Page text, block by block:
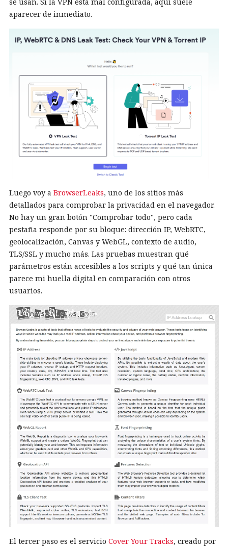
aparecer de inmediato.
Luego voy a BrowserLeaks, uno de los sitios más
detallados para comprobar la privacidad en el navegador.
No hay un gran botón "Comprobar todo", pero cada
pestaña responde por su bloque: dirección IP, WebRTC,
geolocalización, Canvas y WebGL, contexto de audio,
TLS/SSL y mucho más. Las pruebas muestran qué
parámetros están accesibles a los scripts y qué tan única
parece mi huella digital en comparación con otros
usuarios.
El tercer paso es el servicio Cover Your Tracks, creado por